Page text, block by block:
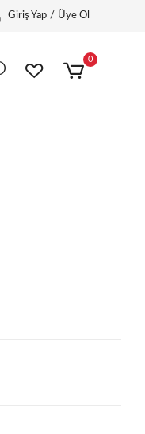
Giriş Yap / Üye Ol
0